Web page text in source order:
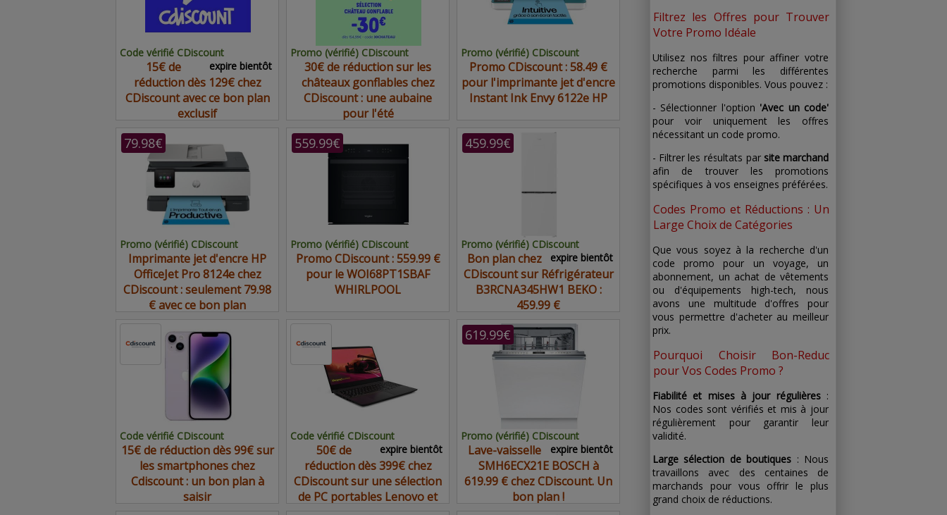
Code vérifié CDiscount
expire bientôt
15€ de
réduction dès 129€ chez
CDiscount avec ce bon plan
exclusif
Promo (vérifié) CDiscount
30€ de réduction sur les
châteaux gonflables chez
CDiscount : une aubaine
pour l'été
Promo (vérifié) CDiscount
Promo CDiscount : 58.49 €
pour l'imprimante jet d'encre
Instant Ink Envy 6122e HP
79.98€
Promo (vérifié) CDiscount
Imprimante jet d'encre HP
OfficeJet Pro 8124e chez
CDiscount : seulement 79.98
€ avec ce bon plan
559.99€
Promo (vérifié) CDiscount
Promo CDiscount : 559.99 €
pour le WOI68PT1SBAF
WHIRLPOOL
459.99€
Promo (vérifié) CDiscount
expire bientôt
Bon plan chez
CDiscount sur Réfrigérateur
B3RCNA345HW1 BEKO :
459.99 €
Code vérifié CDiscount
15€ de réduction dès 99€ sur
les smartphones chez
Cdiscount : un bon plan à
saisir
Code vérifié CDiscount
expire bientôt
50€ de
réduction dès 399€ chez
CDiscount sur une sélection
de PC portables Lenovo et
619.99€
Promo (vérifié) CDiscount
expire bientôt
Lave-vaisselle
SMH6ECX21E BOSCH à
619.99 € chez CDiscount. Un
bon plan !
Filtrez les Offres pour Trouver
Votre Promo Idéale
Utilisez nos filtres pour affiner votre
recherche parmi les différentes
promotions disponibles. Vous pouvez :
- Sélectionner l'option 'Avec un code'
pour voir uniquement les offres
nécessitant un code promo.
- Filtrer les résultats par site marchand
afin de trouver les promotions
spécifiques à vos enseignes préférées.
Codes Promo et Réductions : Un
Large Choix de Catégories
Que vous soyez à la recherche d'un
code promo pour un voyage, un
abonnement, un achat de vêtements
ou d'équipements high-tech, nous
avons une multitude d'offres pour
vous permettre d'acheter au meilleur
prix.
Pourquoi Choisir Bon-Reduc
pour Vos Codes Promo ?
Fiabilité et mises à jour régulières:
Nos codes sont vérifiés et mis à jour
régulièrement pour garantir leur
validité.
Large sélection de boutiques : Nous
travaillons avec des centaines de
marchands pour vous offrir le plus
grand choix de réductions.